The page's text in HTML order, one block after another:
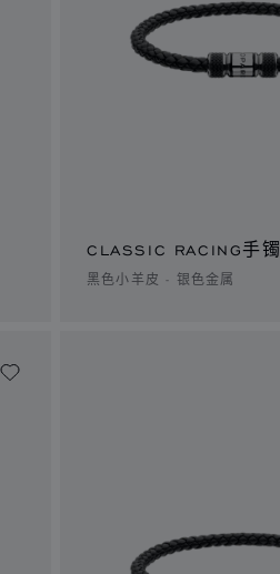
CLASSIC RACING手镯
黑色小羊皮 - 银色金属